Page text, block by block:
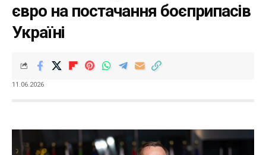
євро на постачання боєприпасів
Україні
11.06.2026